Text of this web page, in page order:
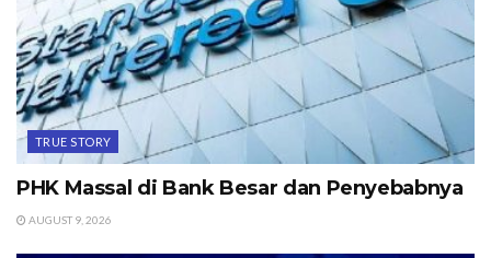
TRUE STORY
PHK Massal di Bank Besar dan Penyebabnya
AUGUST 9, 2026